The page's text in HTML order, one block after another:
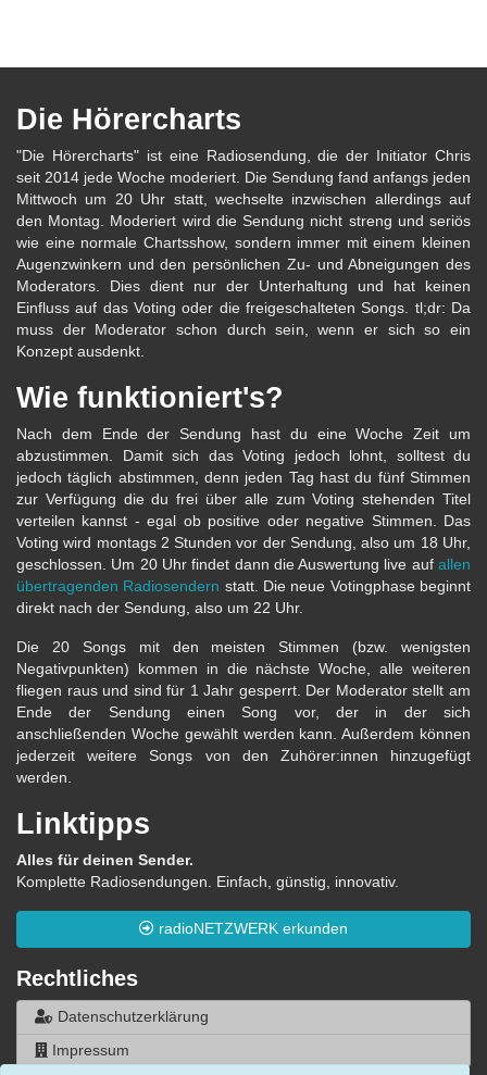
Die Hörercharts
"Die Hörercharts" ist eine Radiosendung, die der Initiator Chris
seit 2014 jede Woche moderiert. Die Sendung fand anfangs jeden
Mittwoch um 20 Uhr statt, wechselte inzwischen allerdings auf
den Montag. Moderiert wird die Sendung nicht streng und seriös
wie eine normale Chartsshow, sondern immer mit einem kleinen
Augenzwinkern und den persönlichen Zu- und Abneigungen des
Moderators. Dies dient nur der Unterhaltung und hat keinen
Einfluss auf das Voting oder die freigeschalteten Songs. tl;dr: Da
muss der Moderator schon durch sein, wenn er sich so ein
Konzept ausdenkt.
Wie funktioniert's?
Nach dem Ende der Sendung hast du eine Woche Zeit um
abzustimmen. Damit sich das Voting jedoch lohnt, solltest du
jedoch täglich abstimmen, denn jeden Tag hast du fünf Stimmen
zur Verfügung die du frei über alle zum Voting stehenden Titel
verteilen kannst - egal ob positive oder negative Stimmen. Das
Voting wird montags 2 Stunden vor der Sendung, also um 18 Uhr,
geschlossen. Um 20 Uhr findet dann die Auswertung live auf allen
übertragenden Radiosendern statt. Die neue Votingphase beginnt
direkt nach der Sendung, also um 22 Uhr.
Die 20 Songs mit den meisten Stimmen (bzw. wenigsten
Negativpunkten) kommen in die nächste Woche, alle weiteren
fliegen raus und sind für 1 Jahr gesperrt. Der Moderator stellt am
Ende der Sendung einen Song vor, der in der sich
anschließenden Woche gewählt werden kann. Außerdem können
jederzeit weitere Songs von den Zuhörer:innen hinzugefügt
werden.
Linktipps
Alles für deinen Sender.
Komplette Radiosendungen. Einfach, günstig, innovativ.
radioNETZWERK erkunden
Rechtliches
Datenschutzerklärung
Impressum